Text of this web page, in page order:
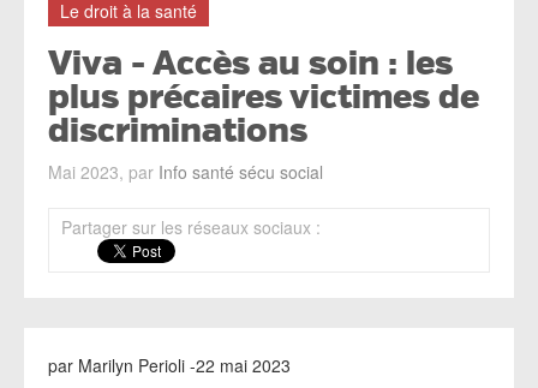
Le droit à la santé
Viva - Accès au soin : les
plus précaires victimes de
discriminations
Mai 2023, par Info santé sécu social
Partager sur les réseaux sociaux :
par Marilyn Perioli -22 mai 2023